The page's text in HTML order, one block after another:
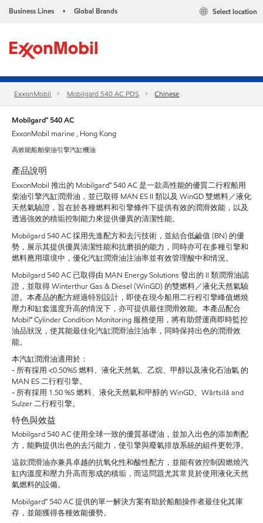
Business Lines • Global Brands Select location
ExxonMobil Mobilgard 540 AC PDS Chinese
Mobilgard™ 540 AC
ExxonMobil marine , Hong Kong
高效能船舶柴油引擎汽缸機油
產品說明
ExxonMobil 推出的 Mobilgard™ 540 AC 是一款高性能的優質二行程船用
柴油引擎汽缸潤滑油，並已取得 MAN ES II 類以及 WinGD 雙燃料／液化
天然氣驗證，旨在於各種燃料和引擎條件下提供有效的潤滑效能，以及
透過強效的積垢控制能力來提供優異的清潔性能。
Mobilgard 540 AC 採用先進配方和去污技術，並結合低鹼值 (BN) 的優
勢，展示其提供優異清潔性能和抗磨損的能力，同時亦可在多種引擎和
燃料應用環境中，優化汽缸潤滑油注油率並有效管理酸中和情況。
Mobilgard 540 AC 已取得由 MAN Energy Solutions 發出的 II 類潤滑油認
證，並取得 Winterthur Gas & Diesel (WinGD) 的雙燃料／液化天然氣驗
證。本產品的配方經過特別設計，即使在現今船用二行程引擎峰值燃燒
壓力和缸套溫度升高的情況下，亦可提供最佳潤滑效能。本產品配合
Mobil℠ Cylinder Condition Monitoring 服務使用，將有助營運商即時監控
油品狀況，使其能最佳化汽缸潤滑油注油率，同時保持出色的潤滑效
能。
本汽缸潤滑油適用於：
- 所有採用 <0.50%S 燃料、液化天然氣、乙烷、甲醇以及液化石油氣 的
MAN ES 二行程引擎。
- 所有採用 1.50 %S 燃料、液化天然氣和甲醇的 WinGD、Wärtsilä and
Sulzer 二行程引擎。
特色與效益
Mobilgard 540 AC 使用全球一致的優質基礎油，並加入出色的添加劑配
方，能夠提供出色的去污能力，使引擎與廢氣排放系統的組件更乾淨。
這款潤滑油亦兼具卓越的抗氧化性和酸性配方，並能有效控制因燃燒汽
缸內溫度和壓力升高而形成的積垢，而這問題尤其常見於使用液化天然
氣燃料的設備。
Mobilgard™ 540 AC 提供的單一解決方案有助於船舶操作者最佳化其庫
存，並能獲得各種效能優勢。